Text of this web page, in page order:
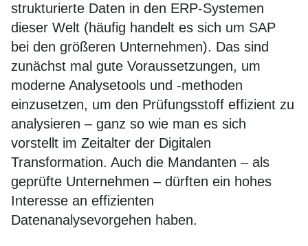
strukturierte Daten in den ERP-Systemen
dieser Welt (häufig handelt es sich um SAP
bei den größeren Unternehmen). Das sind
zunächst mal gute Voraussetzungen, um
moderne Analysetools und -methoden
einzusetzen, um den Prüfungsstoff effizient zu
analysieren – ganz so wie man es sich
vorstellt im Zeitalter der Digitalen
Transformation. Auch die Mandanten – als
geprüfte Unternehmen – dürften ein hohes
Interesse an effizienten
Datenanalysevorgehen haben.